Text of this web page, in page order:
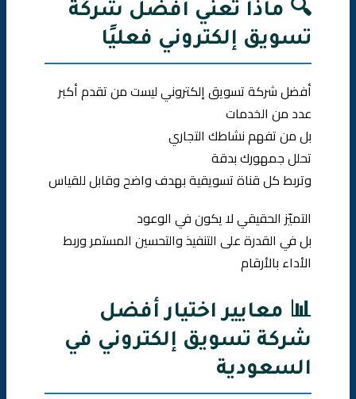
🔍 ماذا تعني أفضل شركة
تسويق إلكتروني فعليًا
أفضل شركة تسويق إلكتروني ليست من تقدم أكبر
عدد من الخدمات
بل من تفهم نشاطك التجاري
تحلل جمهورك بدقة
وتربط كل قناة تسويقية بهدف واضح وقابل للقياس
التميّز الحقيقي لا يكون في الوعود
بل في القدرة على التنفيذ والتحسين المستمر وربط
الأداء بالأرقام
📊 معايير اختيار أفضل
شركة تسويق إلكتروني في
السعودية